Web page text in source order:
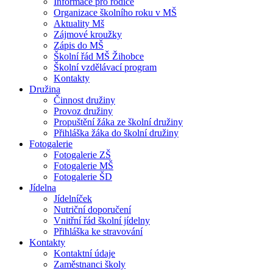
Organizace školního roku v MŠ
Aktuality Mš
Zájmové kroužky
Zápis do MŠ
Školní řád MŠ Žihobce
Školní vzdělávací program
Kontakty
Družina
Činnost družiny
Provoz družiny
Propuštění žáka ze školní družiny
Přihláška žáka do školní družiny
Fotogalerie
Fotogalerie ZŠ
Fotogalerie MŠ
Fotogalerie ŠD
Jídelna
Jídelníček
Nutriční doporučení
Vnitřní řád školní jídelny
Přihláška ke stravování
Kontakty
Kontaktní údaje
Zaměstnanci školy